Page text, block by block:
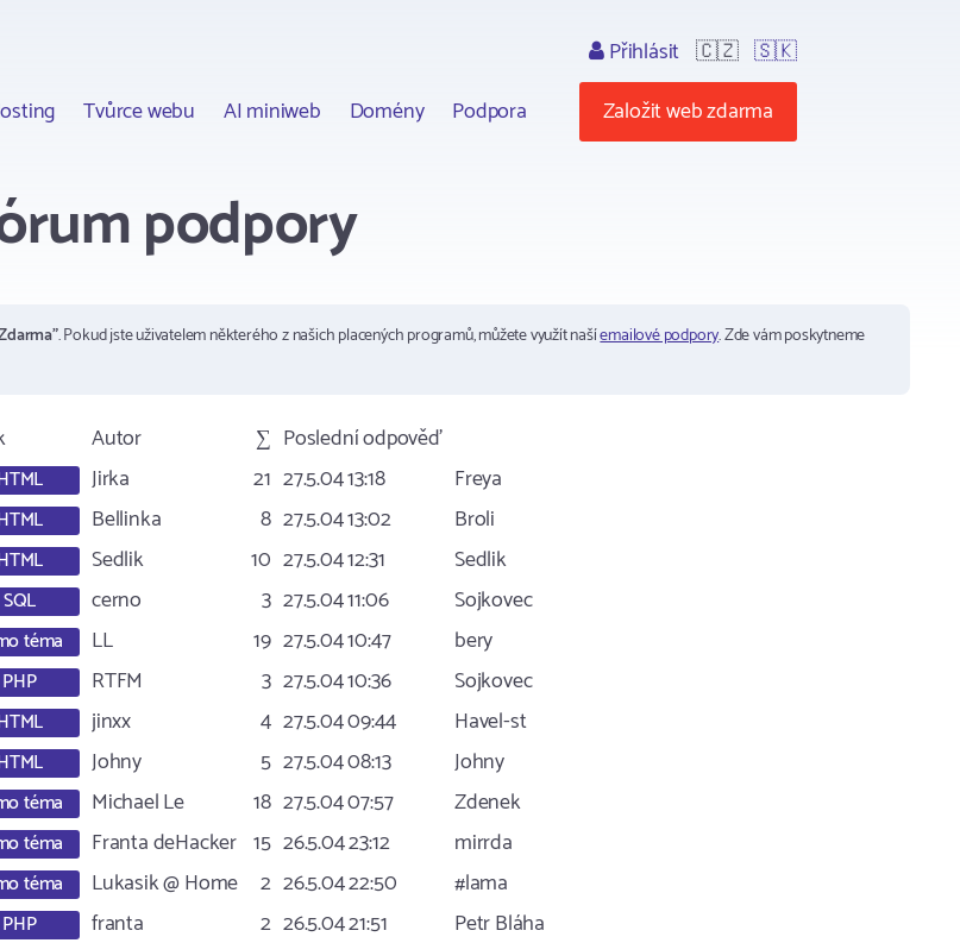
Tvůrce webu AI miniweb Domény Podpora
Přihlásit 🇨🇿 🇸🇰
Založit web zdarma
podpory
. Pokud jste uživatelem některého z našich placených programů, můžete využít našíemailové podpory. Zde vám poskytneme
Autor ∑ Poslední odpověď
Jirka 21 27.5.04 13:18
Freya
Bellinka 8 27.5.04 13:02
Broli
Sedlik 10 27.5.04 12:31
Sedlik
SQL cerno 3 27.5.04 11:06
Sojkovec
téma LL 19 27.5.04 10:47
bery
PHP RTFM 3 27.5.04 10:36
Sojkovec
jinxx 4 27.5.04 09:44
Havel-st
Johny 5 27.5.04 08:13
Johny
téma Michael Le 18 27.5.04 07:57
Zdenek
téma Franta deHacker 15 26.5.04 23:12
mirrda
téma Lukasik @ Home 2 26.5.04 22:50
#lama
PHP franta 2 26.5.04 21:51
Petr Bláha